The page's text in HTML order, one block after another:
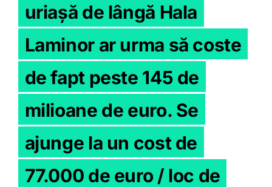
uriașă de lângă Hala
Laminor ar urma să coste
de fapt peste 145 de
milioane de euro. Se
ajunge la un cost de
77.000 de euro / loc de